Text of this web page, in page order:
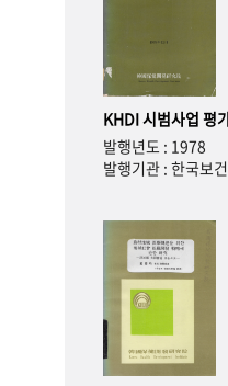
KHDI 시범사업 평
발행년도 : 1978
발행기관 : 한국보